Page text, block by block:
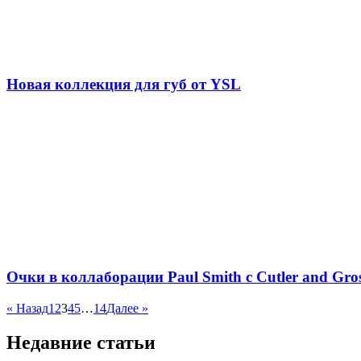
Новая коллекция для губ от YSL
Очки в коллаборации Paul Smith с Cutler and
« Назад1 2345…14Далее »
Недавние статьи